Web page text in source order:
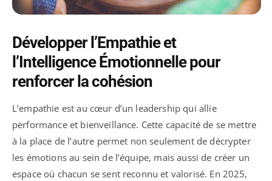
Développer l’Empathie et
l’Intelligence Émotionnelle pour
renforcer la cohésion
L’empathie est au cœur d’un leadership qui allie
performance et bienveillance. Cette capacité de se mettre
à la place de l’autre permet non seulement de décrypter
les émotions au sein de l’équipe, mais aussi de créer un
espace où chacun se sent reconnu et valorisé. En 2025,